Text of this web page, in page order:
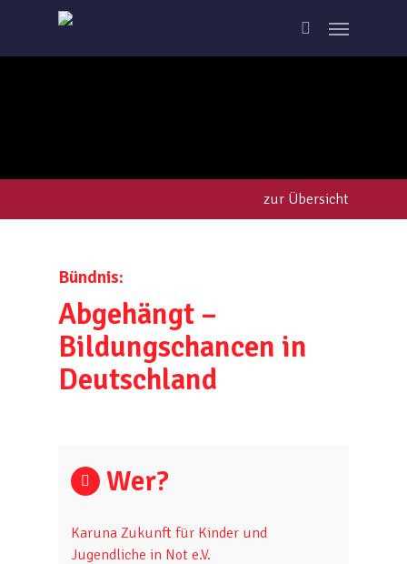
main
search
Menu
zur Übersicht
Bündnis:
Abgehängt –
Bildungschancen in
Deutschland
Wer?
Karuna Zukunft für Kinder und
Jugendliche in Not e.V.